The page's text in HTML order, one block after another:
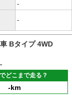
-
-
Bタイプ 4WD
どこまで走る？
-km